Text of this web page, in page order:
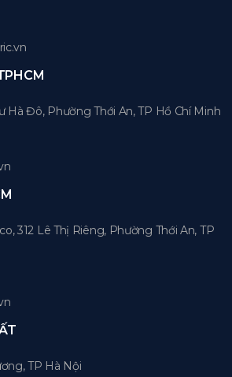
Hà Đô, Phường Thới An, TP Hồ Chí Minh
312 Lê Thị Riêng, Phường Thới An, TP
TP Hà Nội